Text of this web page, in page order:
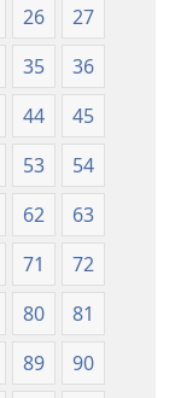
26
27
35
36
44
45
53
54
62
63
71
72
80
81
89
90